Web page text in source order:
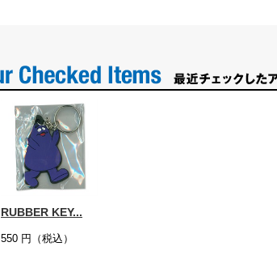
RUBBER KEY...
550 円（税込）